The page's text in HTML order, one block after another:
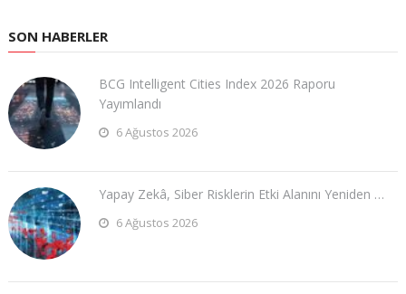
SON HABERLER
BCG Intelligent Cities Index 2026 Raporu
Yayımlandı
6 Ağustos 2026
Yapay Zekâ, Siber Risklerin Etki Alanını Yeniden …
6 Ağustos 2026